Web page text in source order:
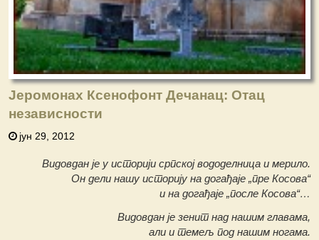
Јеромонах Ксенофонт Дечанац: Отац
независности
јун 29, 2012
Видовдан је у историји српској вододелница и мерило.
Он дели нашу историју на догађаје „пре Косова“
и на догађаје „после Косова“…
Видовдан је зенит над нашим главама,
али и темељ под нашим ногама.